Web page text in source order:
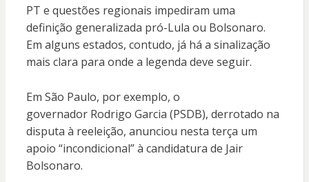
PT e questões regionais impediram uma
definição generalizada pró-Lula ou Bolsonaro.
Em alguns estados, contudo, já há a sinalização
mais clara para onde a legenda deve seguir.
Em São Paulo, por exemplo, o
governador Rodrigo Garcia (PSDB), derrotado na
disputa à reeleição, anunciou nesta terça um
apoio “incondicional” à candidatura de Jair
Bolsonaro.